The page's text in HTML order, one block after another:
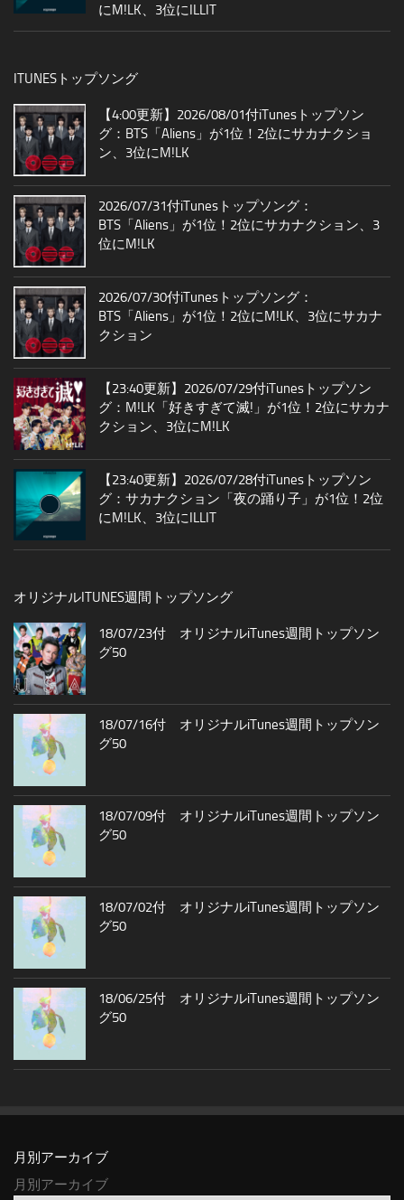
にM!LK、3位にILLIT
ITUNESトップソング
【4:00更新】2026/08/01付iTunesトップソン
グ：BTS「Aliens」が1位！2位にサカナクショ
ン、3位にM!LK
2026/07/31付iTunesトップソング：
BTS「Aliens」が1位！2位にサカナクション、3
位にM!LK
2026/07/30付iTunesトップソング：
BTS「Aliens」が1位！2位にM!LK、3位にサカナ
クション
【23:40更新】2026/07/29付iTunesトップソン
グ：M!LK「好きすぎて滅!」が1位！2位にサカナ
クション、3位にM!LK
【23:40更新】2026/07/28付iTunesトップソン
グ：サカナクション「夜の踊り子」が1位！2位
にM!LK、3位にILLIT
オリジナルITUNES週間トップソング
18/07/23付 オリジナルiTunes週間トップソン
グ50
18/07/16付 オリジナルiTunes週間トップソン
グ50
18/07/09付 オリジナルiTunes週間トップソン
グ50
18/07/02付 オリジナルiTunes週間トップソン
グ50
18/06/25付 オリジナルiTunes週間トップソン
グ50
月別アーカイブ
月別アーカイブ